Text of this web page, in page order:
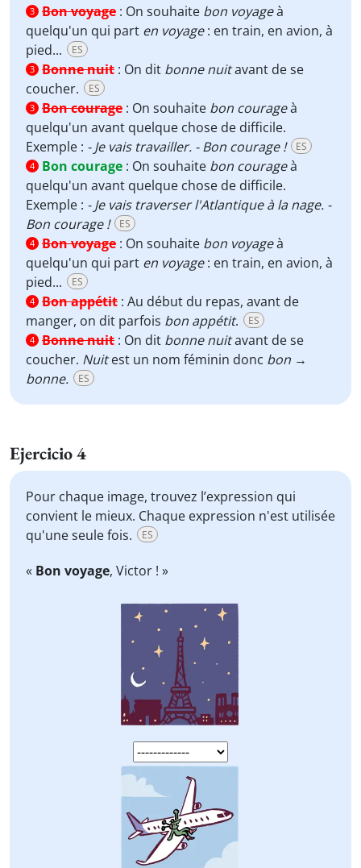
3 Bon voyage : On souhaite bon voyageà
quelqu'un qui part en voyage: en train, en avion, à
pied...
ES
3 Bonne nuit : On dit bonne nuitavant de se
coucher.
ES
3 Bon courage : On souhaite bon courageà
quelqu'un avant quelque chose de difficile.
Exemple : - Je vais travailler. - Bon courage ! ES
4 Bon courage : On souhaite bon courageà
quelqu'un avant quelque chose de difficile.
Exemple : - Je vais traverser l'Atlantique à la nage. -
Bon courage !
ES
4 Bon voyage : On souhaite bon voyageà
quelqu'un qui part en voyage: en train, en avion, à
pied...
ES
4 Bon appétit : Au début du repas, avant de
manger, on dit parfois bon appétit. ES
4 Bonne nuit : On dit bonne nuitavant de se
coucher. Nuitest un nom féminin donc bon →
bonne.
ES
Ejercicio 4
Pour chaque image, trouvez l’expression qui
convient le mieux. Chaque expression n'est utilisée
qu'une seule fois.
ES
« Bon voyage, Victor ! »